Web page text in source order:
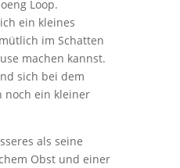
Loop.
ein kleines
im Schatten
machen kannst.
sich bei dem
noch ein kleiner
als seine
Obst und einer